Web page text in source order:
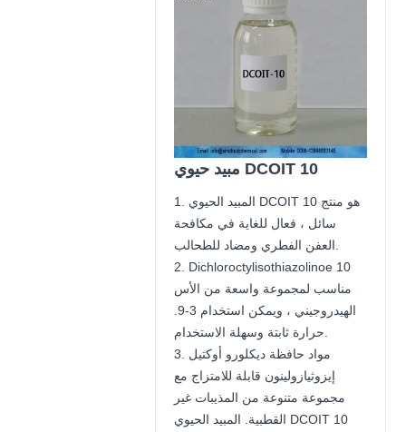
مبيد حيوي DCOIT 10
1. المبيد الحيوي DCOIT 10 هو منتج
سائل ، فعال للغاية في مكافحة
2. Dichloroctylisothiazolinoe 10
مناسب لمجموعة واسعة من الأس
3. مواد حافظة ديكلورو أوكتيل
إيزوثيازولينون قابلة للامتزاج مع
مجموعة متنوعة من المذيبات غير
القطبية. المبيد الحيوي DCOIT 10